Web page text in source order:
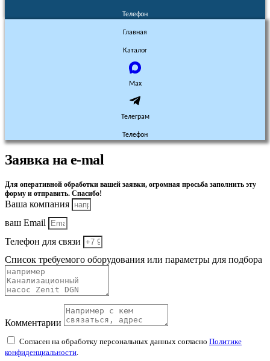
Телефон
Главная
Каталог
Max
Телеграм
Телефон
Заявка на e-mal
Для оперативной обработки вашей заявки, огромная просьба заполнить эту
форму и отправить. Спасибо!
Ваша компания
ваш Email
Телефон для связи
Список требуемого оборудования или параметры для подбора
Комментарии
Согласен на обработку персональных данных согласно Политике
конфиденциальности.